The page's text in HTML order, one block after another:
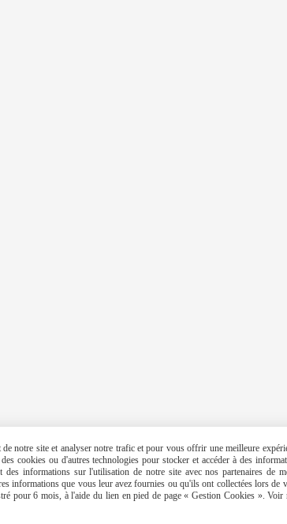
notre site et analyser notre trafic et pour vous offrir une meilleure
cookies ou d'autres technologies pour stocker et accéder à des
informations sur l'utilisation de notre site avec nos partenaires de
informations que vous leur avez fournies ou qu'ils ont collectées lors de
pour 6 mois, à l'aide du lien en pied de page « Gestion Cookies ». Voir